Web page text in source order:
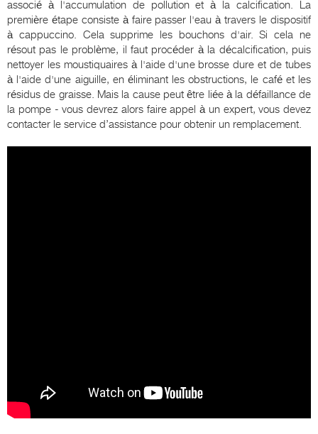
associé à l'accumulation de pollution et à la calcification. La
première étape consiste à faire passer l'eau à travers le dispositif
à cappuccino. Cela supprime les bouchons d'air. Si cela ne
résout pas le problème, il faut procéder à la décalcification, puis
nettoyer les moustiquaires à l'aide d'une brosse dure et de tubes
à l'aide d'une aiguille, en éliminant les obstructions, le café et les
résidus de graisse. Mais la cause peut être liée à la défaillance de
la pompe - vous devrez alors faire appel à un expert, vous devez
contacter le service d’assistance pour obtenir un remplacement.